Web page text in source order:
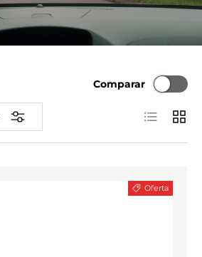
Comparar
Lista
Oferta